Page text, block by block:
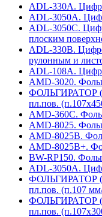
ADL-330А.
ADL-3050A.
ADL-3050С.
плоским
ADL-330B.
рулонным и
ADL-108A.
AMD-3020.
ФОЛЬГИРАТОР
пл.пов.
AMD-360С.
AMD-8025.
AMD-8025B.
AMD-8025B+.
BW-RP150.
ADL-3050A.
ФОЛЬГИРАТОР
пл.пов. (п.107
ФОЛЬГИРАТОР
пл.пов.